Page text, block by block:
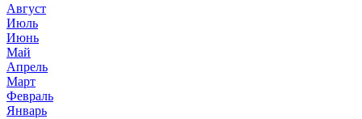
Август
Июль
Июнь
Май
Апрель
Март
Февраль
Январь